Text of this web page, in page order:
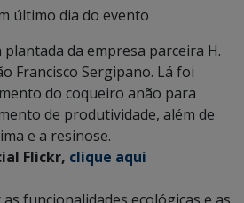
último dia do evento
da empresa parceira H.
Francisco Sergipano. Lá foi
do coqueiro anão para
de produtividade, além de
e a resinose.
Flickr, clique aqui